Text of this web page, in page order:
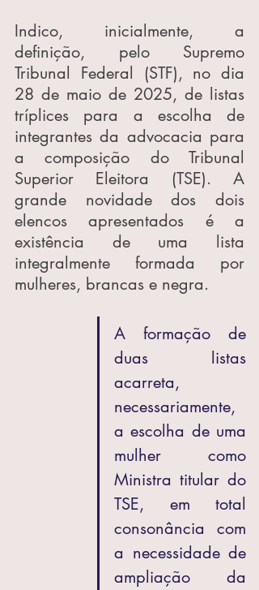
Indico, inicialmente, a
definição, pelo Supremo
Tribunal Federal (STF), no dia
28 de maio de 2025, de listas
tríplices para a escolha de
integrantes da advocacia para
a composição do Tribunal
Superior Eleitora (TSE). A
grande novidade dos dois
elencos apresentados é a
existência de uma lista
integralmente formada por
mulheres, brancas e negra.
A formação de
duas listas
acarreta,
necessariamente,
a escolha de uma
mulher como
Ministra titular do
TSE, em total
consonância com
a necessidade de
ampliação da